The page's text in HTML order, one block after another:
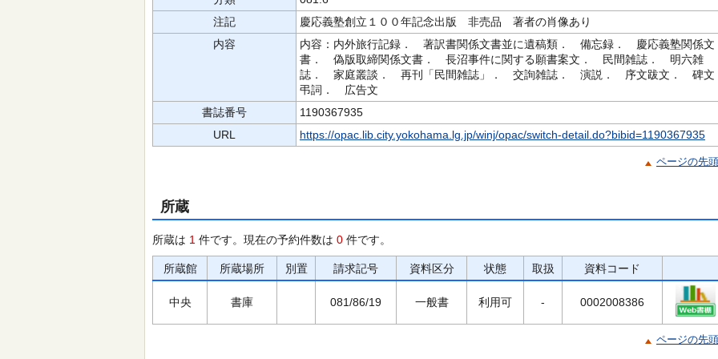
注記
慶応義塾創立１００年記念出版 非売品 著者の肖像あり
内容
内容：内外旅行記録． 著訳書関係文書並に遺稿類． 備忘録． 慶応義塾関係文
書． 偽版取締関係文書． 長沼事件に関する願書案文． 民間雑誌． 明六雑
誌． 家庭叢談． 再刊「民間雑誌」． 交詢雑誌． 演説． 序文跋文． 碑文
弔詞． 広告文
書誌番号
1190367935
URL
https://opac.lib.city.yokohama.lg.jp/winj/opac/switch-detail.do?bibid=1190367935
ページの先
所蔵
所蔵は 1 件です。現在の予約件数は 0 件です。
所蔵館 所蔵場所 別置 請求記号 資料区分 状態 取扱 資料コード
中央 書庫 081/86/19 一般書 利用可 - 0002008386
ページの先